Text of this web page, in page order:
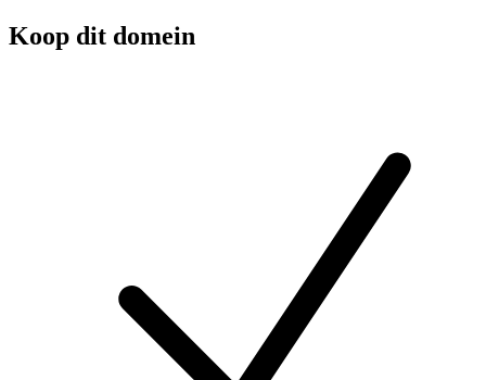
Koop dit domein